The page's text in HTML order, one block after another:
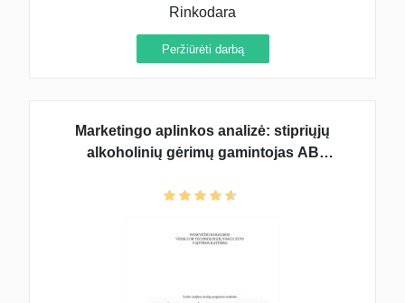
Rinkodara
Peržiūrėti darbą
Marketingo aplinkos analizė: stipriųjų
alkoholinių gėrimų gamintojas AB